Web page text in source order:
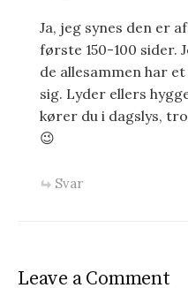
Ja, jeg synes den er
første 150-100 sider.
de allesammen har
sig. Lyder ellers
kører du i dagslys,
😉
Svar
Leave a Comment